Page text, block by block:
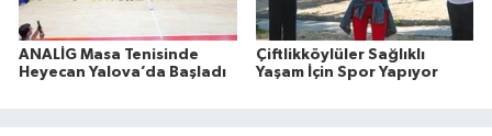
ANALİG Masa Tenisinde
Heyecan Yalova’da Başladı
Çiftlikköylüler Sağlıklı
Yaşam İçin Spor Yapıyor